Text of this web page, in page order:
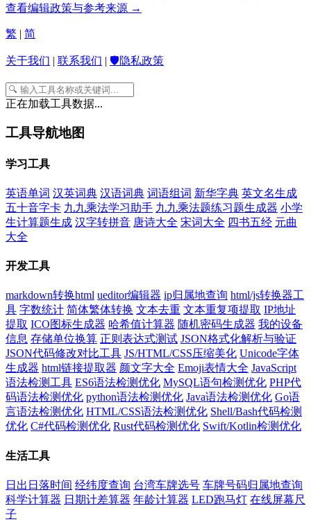
查看编辑政策与参考来源 →
繁 | 简
关于我们 | 联系我们 | 🛡️隐私政策
正在加载工具数据...
工具导航地图
学习工具
英语单词 汉英词典 汉语词典 词语组词 新华字典 英文名生成
五十音字卡 九九乘法学习助手 九九乘法题练习题生成器 小学
生计算题生成 汉字转拼音 唐诗大全 宋词大全 四书五经 元曲
大全
开发工具
markdown转换html ueditor编辑器 ip归属地查询 html/js转换器工
具 字数统计 简体繁体转换 文本去重 文本重复项提取 IP地址
提取 ICO图标生成器 哈希值计算器 随机密码生成器 我的设备
信息 存储单位换算 正则表达式测试 JSON格式化解析与验证
JSON代码修改对比工具 JS/HTML/CSS压缩美化 Unicode字体
生成器 html链接提取器 颜文字大全 Emoji表情大全 JavaScript
语法检测工具 ES6语法检测优化 MySQL语句检测优化 PHP代
码语法检测优化 python语法检测优化 Java语法检测优化 Go语
言语法检测优化 HTML/CSS语法检测优化 Shell/Bash代码检测
优化 C#代码检测优化 Rust代码检测优化 Swift/Kotlin检测优化
生活工具
日出日落时间 经纬度查询 台湾车牌选号 车牌号码归属地查询
科学计算器 日期计差算器 年龄计算器 LED跑马灯 在线屏幕尺
子